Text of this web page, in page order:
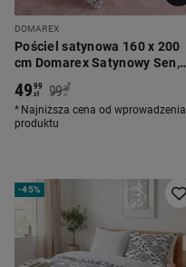
DOMAREX
Pościel satynowa 160 x 200
cm Domarex Satynowy Sen,
kwiaty, różowa
4999
zł 99 00
zł
*
Najniższa cena od wprowadzenia
produktu
-45%